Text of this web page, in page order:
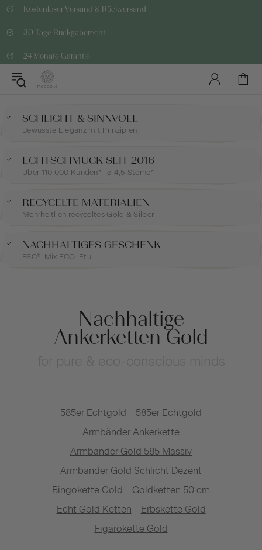
Kostenloser Versand & Rückversand
30 Tage Rückgaberecht
24 Monate Garantie
SCHLICHT & SINNVOLL
Bewusste Eleganz mit Prinzipien
ECHTSCHMUCK SEIT 2016
Über 110.000 Kunden* | ø 4,5 Sterne*
RECYCELTE MATERIALIEN
Mehrheitlich recyceltes Gold & Silber
NACHHALTIGES GESCHENK
FSC®-Mix ECO-Etui
Nachhaltige
Ankerketten Gold
585er Echtgold
585er Echtgold
Armbänder Ankerkette
Armbänder Gold 585 Massiv
Armbänder Gold Schlicht Dezent
Bingokette Gold
Goldketten 50 cm
Echt Gold Ketten
Erbskette Gold
Figarokette Gold